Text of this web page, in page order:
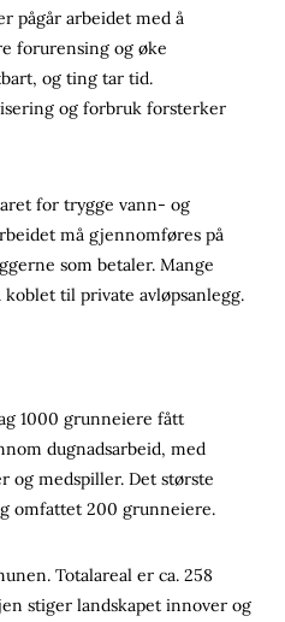
pågår arbeidet med å
forurensing og øke
og ting tar tid.
og forbruk forsterker
for trygge vann- og
må gjennomføres på
som betaler. Mange
til private avløpsanlegg.
1000 grunneiere fått
dugnadsarbeid, med
og medspiller. Det største
omfattet 200 grunneiere.
Totalareal er ca. 258
stiger landskapet innover og